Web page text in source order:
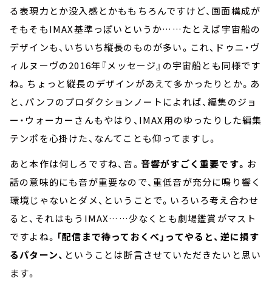
る表現力とか没入感とかももちろんですけど、画面構成が
そもそもIMAX基準っぽいというか……たとえば宇宙船の
デザインも、いちいち縦長のものが多い。これ、ドゥニ・ヴ
ィルヌーヴの2016年『メッセージ』の宇宙船とも同様です
ね。ちょっと縦長のデザインがあえて多かったりとか。あ
と、パンフのプロダクションノートによれば、編集のジョ
ー・ウォーカーさんもやはり、IMAX用のゆったりした編集
テンポを心掛けた、なんてことも仰ってますし。
あと本作は何しろですね、音。 音響がすごく重要です。 お
話の意味的にも音が重要なので、重低音が充分に鳴り響く
環境じゃないとダメ、ということで。いろいろ考え合わせ
ると、それはもうIMAX……少なくとも劇場鑑賞がマスト
ですよね。 「配信まで待っておくべ」ってやると、逆に損す
るパターン、 ということは断言させていただきたいと思い
ます。